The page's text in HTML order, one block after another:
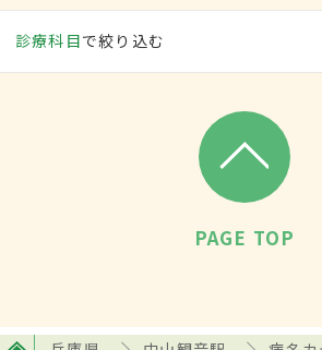
診療科目で絞り込む
PAGE TOP